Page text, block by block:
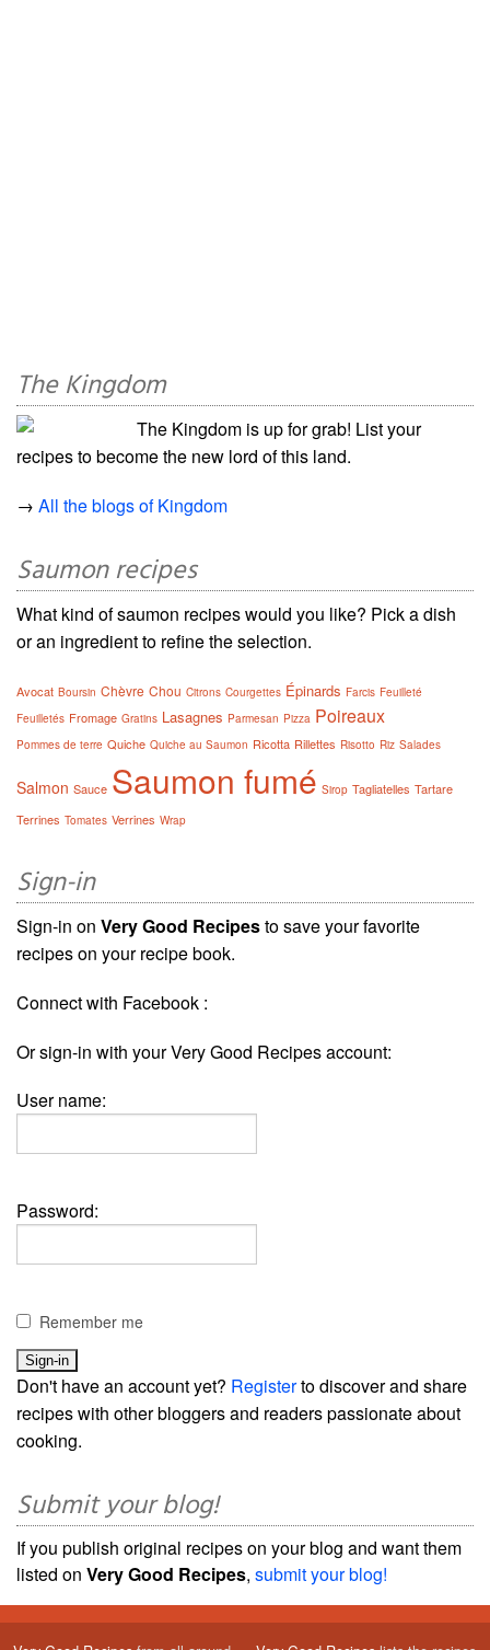
The Kingdom
The Kingdom is up for grab! List your
recipes to become the new lord of this land.
→ All the blogs of Kingdom
Saumon recipes
What kind of saumon recipes would you like? Pick a dish
or an ingredient to refine the selection.
Avocat Boursin Chèvre Chou Citrons Courgettes Épinards Farcis Feuilleté
Feuilletés Fromage Gratins Lasagnes Parmesan Pizza Poireaux
Pommes de terre Quiche Quiche au Saumon Ricotta Rillettes Risotto Riz Salades
Salmon Sauce Saumon fumé Sirop Tagliatelles Tartare
Terrines Tomates Verrines Wrap
Sign-in
Sign-in on Very Good Recipesto save your favorite
recipes on your recipe book.
Connect with Facebook :
Or sign-in with your Very Good Recipes account:
User name:
Password:
Remember me
Don't have an account yet? Registerto discover and share
recipes with other bloggers and readers passionate about
cooking.
Submit your blog!
If you publish original recipes on your blog and want them
listed on Very Good Recipes, submit your blog!